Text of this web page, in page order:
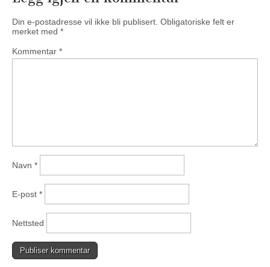
Din e-postadresse vil ikke bli publisert. Obligatoriske felt er
merket med *
Kommentar *
Navn *
E-post *
Nettsted